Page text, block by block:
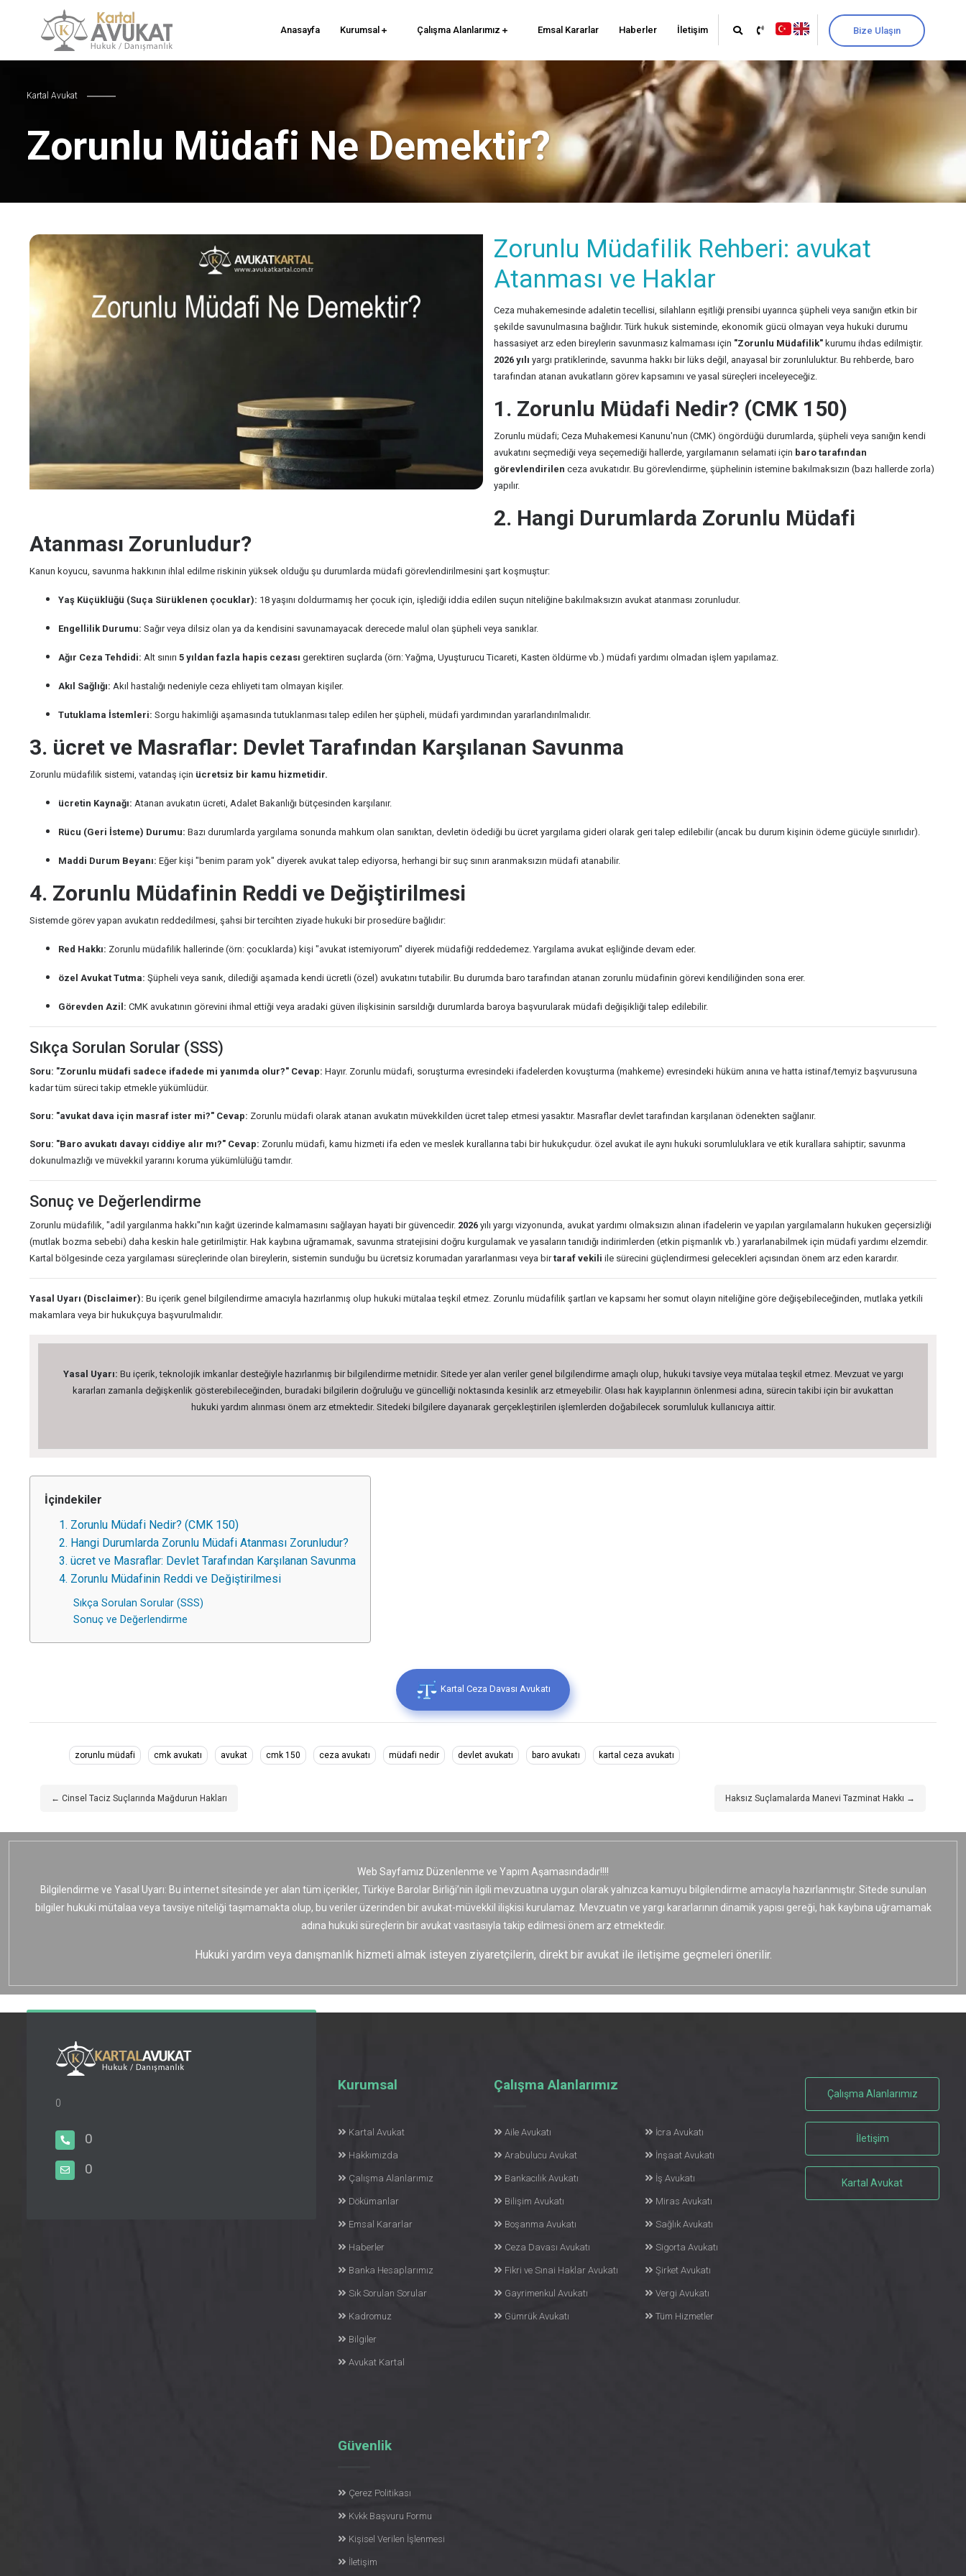
Anasayfa Kurumsal Çalışma Alanlarımız Emsal Kararlar Haberler İletişim Bize Ulaşın
Kartal Avukat
Zorunlu Müdafi Ne Demektir?
Zorunlu Müdafilik Rehberi: avukat
Atanması ve Haklar
Ceza muhakemesinde adaletin tecellisi, silahların eşitliği prensibi uyarınca şüpheli veya sanığın etkin bir
şekilde savunulmasına bağlıdır. Türk hukuk sisteminde, ekonomik gücü olmayan veya hukuki durumu
hassasiyet arz eden bireylerin savunmasız kalmaması için "Zorunlu Müdafilik" kurumu ihdas edilmiştir.
2026 yılı yargı pratiklerinde, savunma hakkı bir lüks değil, anayasal bir zorunluluktur. Bu rehberde, baro
tarafından atanan avukatların görev kapsamını ve yasal süreçleri inceleyeceğiz.
1. Zorunlu Müdafi Nedir? (CMK 150)
Zorunlu müdafi; Ceza Muhakemesi Kanunu'nun (CMK) öngördüğü durumlarda, şüpheli veya sanığın kendi
avukatını seçmediği veya seçemediği hallerde, yargılamanın selamati için baro tarafından
görevlendirilen ceza avukatıdır. Bu görevlendirme, şüphelinin istemine bakılmaksızın (bazı hallerde zorla)
yapılır.
2. Hangi Durumlarda Zorunlu Müdafi
Atanması Zorunludur?
Kanun koyucu, savunma hakkının ihlal edilme riskinin yüksek olduğu şu durumlarda müdafi görevlendirilmesini şart koşmuştur:
Yaş Küçüklüğü (Suça Sürüklenen çocuklar): 18 yaşını doldurmamış her çocuk için, işlediği iddia edilen suçun niteliğine bakılmaksızın avukat atanması zorunludur.
Engellilik Durumu: Sağır veya dilsiz olan ya da kendisini savunamayacak derecede malul olan şüpheli veya sanıklar.
Ağır Ceza Tehdidi: Alt sınırı 5 yıldan fazla hapis cezası gerektiren suçlarda (örn: Yağma, Uyuşturucu Ticareti, Kasten öldürme vb.) müdafi yardımı olmadan işlem yapılamaz.
Akıl Sağlığı: Akıl hastalığı nedeniyle ceza ehliyeti tam olmayan kişiler.
Tutuklama İstemleri: Sorgu hakimliği aşamasında tutuklanması talep edilen her şüpheli, müdafi yardımından yararlandırılmalıdır.
3. ücret ve Masraflar: Devlet Tarafından Karşılanan Savunma
Zorunlu müdafilik sistemi, vatandaş için ücretsiz bir kamu hizmetidir.
ücretin Kaynağı: Atanan avukatın ücreti, Adalet Bakanlığı bütçesinden karşılanır.
Rücu (Geri İsteme) Durumu: Bazı durumlarda yargılama sonunda mahkum olan sanıktan, devletin ödediği bu ücret yargılama gideri olarak geri talep edilebilir (ancak bu durum kişinin ödeme gücüyle sınırlıdır).
Maddi Durum Beyanı: Eğer kişi "benim param yok" diyerek avukat talep ediyorsa, herhangi bir suç sınırı aranmaksızın müdafi atanabilir.
4. Zorunlu Müdafinin Reddi ve Değiştirilmesi
Sistemde görev yapan avukatın reddedilmesi, şahsi bir tercihten ziyade hukuki bir prosedüre bağlıdır:
Red Hakkı: Zorunlu müdafilik hallerinde (örn: çocuklarda) kişi "avukat istemiyorum" diyerek müdafiği reddedemez. Yargılama avukat eşliğinde devam eder.
özel Avukat Tutma: Şüpheli veya sanık, dilediği aşamada kendi ücretli (özel) avukatını tutabilir. Bu durumda baro tarafından atanan zorunlu müdafinin görevi kendiliğinden sona erer.
Görevden Azil: CMK avukatının görevini ihmal ettiği veya aradaki güven ilişkisinin sarsıldığı durumlarda baroya başvurularak müdafi değişikliği talep edilebilir.
Sıkça Sorulan Sorular (SSS)
Soru: "Zorunlu müdafi sadece ifadede mi yanımda olur?" Cevap: Hayır. Zorunlu müdafi, soruşturma evresindeki ifadelerden kovuşturma (mahkeme) evresindeki hüküm anına ve hatta istinaf/temyiz başvurusuna
kadar tüm süreci takip etmekle yükümlüdür.
Soru: "avukat dava için masraf ister mi?" Cevap: Zorunlu müdafi olarak atanan avukatın müvekkilden ücret talep etmesi yasaktır. Masraflar devlet tarafından karşılanan ödenekten sağlanır.
Soru: "Baro avukatı davayı ciddiye alır mı?" Cevap: Zorunlu müdafi, kamu hizmeti ifa eden ve meslek kurallarına tabi bir hukukçudur. özel avukat ile aynı hukuki sorumluluklara ve etik kurallara sahiptir; savunma
dokunulmazlığı ve müvekkil yararını koruma yükümlülüğü tamdır.
Sonuç ve Değerlendirme
Zorunlu müdafilik, "adil yargılanma hakkı"nın kağıt üzerinde kalmamasını sağlayan hayati bir güvencedir. 2026 yılı yargı vizyonunda, avukat yardımı olmaksızın alınan ifadelerin ve yapılan yargılamaların hukuken geçersizliği
(mutlak bozma sebebi) daha keskin hale getirilmiştir. Hak kaybına uğramamak, savunma stratejisini doğru kurgulamak ve yasaların tanıdığı indirimlerden (etkin pişmanlık vb.) yararlanabilmek için müdafi yardımı elzemdir.
Kartal bölgesinde ceza yargılaması süreçlerinde olan bireylerin, sistemin sunduğu bu ücretsiz korumadan yararlanması veya birtaraf vekili ile sürecini güçlendirmesi gelecekleri açısından önem arz eden karardır.
Yasal Uyarı (Disclaimer): Bu içerik genel bilgilendirme amacıyla hazırlanmış olup hukuki mütalaa teşkil etmez. Zorunlu müdafilik şartları ve kapsamı her somut olayın niteliğine göre değişebileceğinden, mutlaka yetkili
makamlara veya bir hukukçuya başvurulmalıdır.
Yasal Uyarı: Bu içerik, teknolojik imkanlar desteğiyle hazırlanmış bir bilgilendirme metnidir. Sitede yer alan veriler genel bilgilendirme amaçlı olup, hukuki tavsiye veya mütalaa teşkil etmez. Mevzuat ve yargı
kararları zamanla değişkenlik gösterebileceğinden, buradaki bilgilerin doğruluğu ve güncelliği noktasında kesinlik arz etmeyebilir. Olası hak kayıplarının önlenmesi adına, sürecin takibi için bir avukattan
hukuki yardım alınması önem arz etmektedir. Sitedeki bilgilere dayanarak gerçekleştirilen işlemlerden doğabilecek sorumluluk kullanıcıya aittir.
İçindekiler
1. Zorunlu Müdafi Nedir? (CMK 150)
2. Hangi Durumlarda Zorunlu Müdafi Atanması Zorunludur?
3. ücret ve Masraflar: Devlet Tarafından Karşılanan Savunma
4. Zorunlu Müdafinin Reddi ve Değiştirilmesi
Sıkça Sorulan Sorular (SSS)
Sonuç ve Değerlendirme
Kartal Ceza Davası Avukatı
zorunlu müdafi cmk avukatı avukat cmk 150 ceza avukatı müdafi nedir devlet avukatı baro avukatı kartal ceza avukatı
← Cinsel Taciz Suçlarında Mağdurun Hakları Haksız Suçlamalarda Manevi Tazminat Hakkı →
Web Sayfamız Düzenlenme ve Yapım Aşamasındadır!!!!
Bilgilendirme ve Yasal Uyarı: Bu internet sitesinde yer alan tüm içerikler, Türkiye Barolar Birliği’nin ilgili mevzuatına uygun olarak yalnızca kamuyu bilgilendirme amacıyla hazırlanmıştır. Sitede sunulan
bilgiler hukuki mütalaa veya tavsiye niteliği taşımamakta olup, bu veriler üzerinden bir avukat-müvekkil ilişkisi kurulamaz. Mevzuatın ve yargı kararlarının dinamik yapısı gereği, hak kaybına uğramamak
adına hukuki süreçlerin bir avukat vasıtasıyla takip edilmesi önem arz etmektedir.
Hukuki yardım veya danışmanlık hizmeti almak isteyen ziyaretçilerin, direkt bir avukat ile iletişime geçmeleri önerilir.
0
0
0
Kurumsal
Kartal Avukat
Hakkımızda
Çalışma Alanlarımız
Dökümanlar
Emsal Kararlar
Haberler
Banka Hesaplarımız
Sık Sorulan Sorular
Kadromuz
Bilgiler
Avukat Kartal
Güvenlik
Çerez Politikası
Kvkk Başvuru Formu
Kişisel Verilen İşlenmesi
İletişim
Çalışma Alanlarımız
Aile Avukatı
Arabulucu Avukat
Bankacılık Avukatı
Bilişim Avukatı
Boşanma Avukatı
Ceza Davası Avukatı
Fikri ve Sınai Haklar Avukatı
Gayrimenkul Avukatı
Gümrük Avukatı
İcra Avukatı
İnşaat Avukatı
İş Avukatı
Miras Avukatı
Sağlık Avukatı
Sigorta Avukatı
Şirket Avukatı
Vergi Avukatı
Tüm Hizmetler
Çalışma Alanlarımız
İletişim
Kartal Avukat